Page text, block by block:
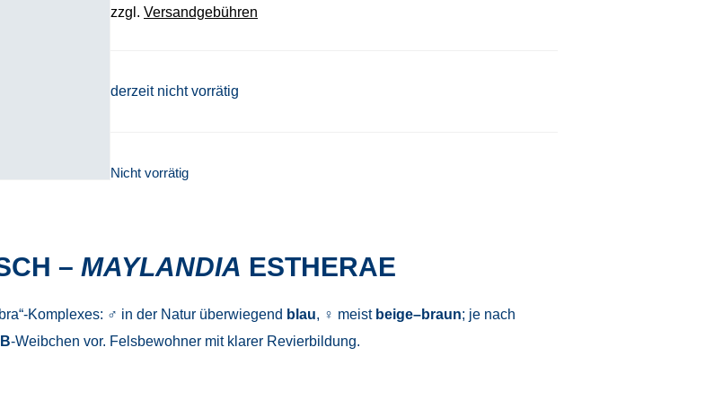
zzgl. Versandgebühren
derzeit nicht vorrätig
Nicht vorrätig
– MAYLANDIA ESTHERAE
Komplexes: ♂ in der Natur überwiegend blau, ♀ meist beige–braun; je nach
-Weibchen vor. Felsbewohner mit klarer Revierbildung.